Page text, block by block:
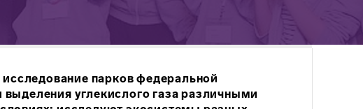
парков федеральной
углекислого газа различными